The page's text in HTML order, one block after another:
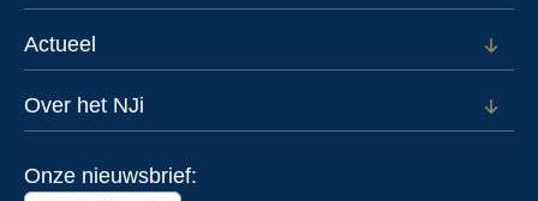
voor
Actueel
Open
voor
Over het NJi
Open
Onze nieuwsbrief: